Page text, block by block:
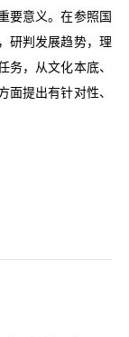
要意义。在参照国
研判发展趋势，理
务，从文化本底、
面提出有针对性、